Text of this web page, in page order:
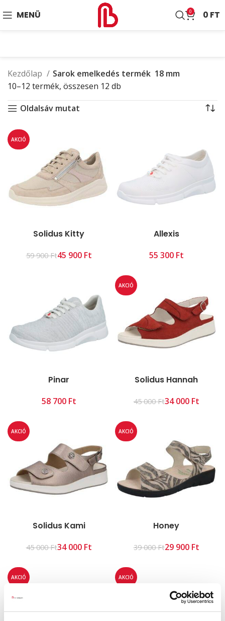
MENÜ 0 0 FT
Kezdőlap Sarok emelkedés termék 18 mm
10–12 termék, összesen 12 db
Oldalsáv mutat
AKCIÓ
Solidus Kitty
59 900Ft45 900 Ft
Allexis
Ft
Pinar
Ft
AKCIÓ
Solidus Hannah
45 000Ft34 000 Ft
AKCIÓ
Solidus Kami
45 000Ft34 000 Ft
AKCIÓ
Honey
39 000Ft29 900 Ft
AKCIÓ AKCIÓ